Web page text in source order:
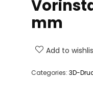
mm
Add to
Categories: 3D-